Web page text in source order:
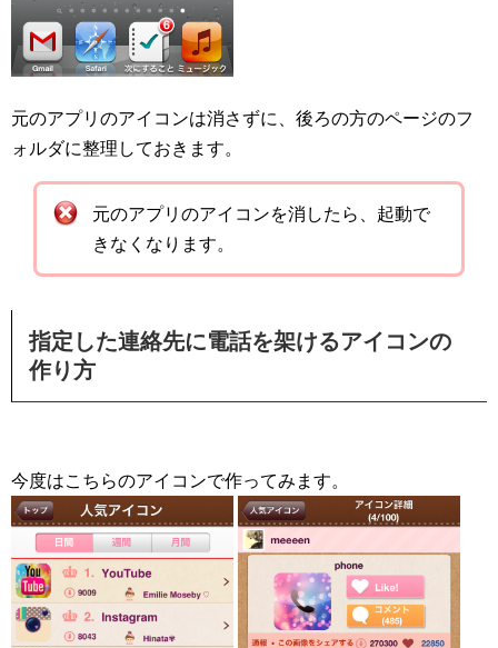
元のアプリのアイコンは消さずに、後ろの方のページのフ
ォルダに整理しておきます。
元のアプリのアイコンを消したら、起動で
きなくなります。
指定した連絡先に電話を架けるアイコンの
作り方
今度はこちらのアイコンで作ってみます。